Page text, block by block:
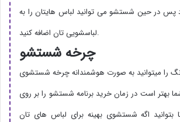
پس در حین شستشو می توانید لباس هایتان را به
لباسشویی تان اضافه کنید.
چرخه شستشو
را میتوانید به صورت هوشمندانه چرخه شستشوی
بهتر است در زمان خرید برنامه شستشو را بر روی
اگه شستشوی بهینه برای لباس های تان